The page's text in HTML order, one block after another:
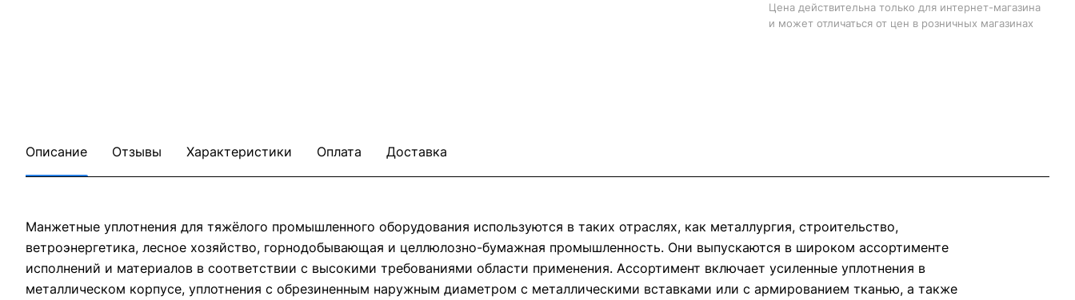
Цена действительна только для интернет-магазина
и может отличаться от цен в розничных магазинах
Описание Отзывы Характеристики Оплата Доставка
Манжетные уплотнения для тяжёлого промышленного оборудования используются в таких отраслях, как металлургия, строительство,
ветроэнергетика, лесное хозяйство, горнодобывающая и целлюлозно-бумажная промышленность. Они выпускаются в широком ассортименте
исполнений и материалов в соответствии с высокими требованиями области применения. Ассортимент включает усиленные уплотнения в
металлическом корпусе, уплотнения с обрезиненным наружным диаметром с металлическими вставками или с армированием тканью, а также